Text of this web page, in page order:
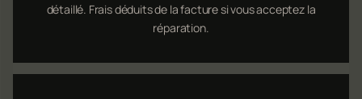
détaillé. Frais déduits de la facture si vous acceptez la
réparation.